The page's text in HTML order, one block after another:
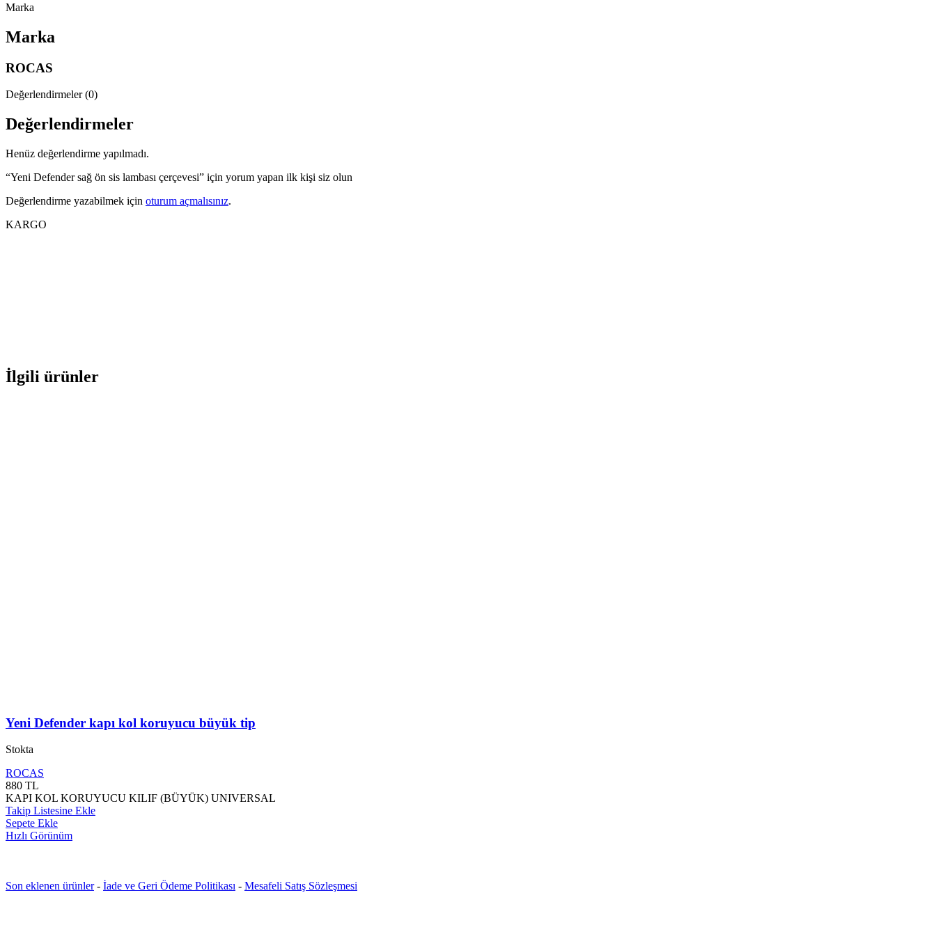
Marka
Marka
ROCAS
Değerlendirmeler (0)
Değerlendirmeler
Henüz değerlendirme yapılmadı.
“Yeni Defender sağ ön sis lambası çerçevesi” için yorum yapan ilk kişi siz olun
Değerlendirme yazabilmek için oturum açmalısınız.
KARGO
İlgili ürünler
Yeni Defender kapı kol koruyucu büyük tip
Stokta
ROCAS
880 TL
KAPI KOL KORUYUCU KILIF (BÜYÜK) UNIVERSAL
Takip Listesine Ekle
Sepete Ekle
Hızlı Görünüm
Son eklenen ürünler- İade ve Geri Ödeme Politikası - Mesafeli Satış Sözleşmesi